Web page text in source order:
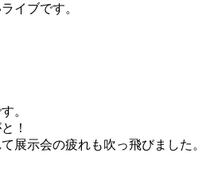
イブです。
。
！
展示会の疲れも吹っ飛びました。